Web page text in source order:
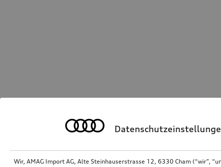
Wir, AMAG Import AG, Alte Steinhauserstrasse 12, 6330 Cham (“wir”,